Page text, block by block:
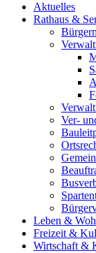
Aktuelles
Rathaus &
Ver-
Leben &
Freizeit &
Wirtschaft &